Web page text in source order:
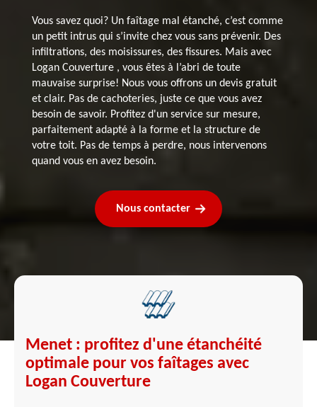
Vous savez quoi? Un faîtage mal étanché, c’est comme
un petit intrus qui s’invite chez vous sans prévenir. Des
infiltrations, des moisissures, des fissures. Mais avec
Logan Couverture , vous êtes à l’abri de toute
mauvaise surprise! Nous vous offrons un devis gratuit
et clair. Pas de cachoteries, juste ce que vous avez
besoin de savoir. Profitez d'un service sur mesure,
parfaitement adapté à la forme et la structure de
votre toit. Pas de temps à perdre, nous intervenons
quand vous en avez besoin.
Nous contacter
Menet : profitez d'une étanchéité
optimale pour vos faîtages avec
Logan Couverture